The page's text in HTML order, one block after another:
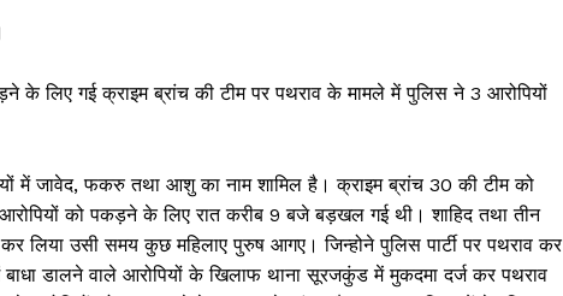
के लिए गई क्राइम ब्रांच की टीम पर पथराव के मामले में पुलिस ने 3 आरोपियों
में जावेद, फकरु तथा आशु का नाम शामिल है। क्राइम ब्रांच 30 की टीम को
को पकड़ने के लिए रात करीब 9 बजे बड़खल गई थी। शाहिद तथा तीन
लिया उसी समय कुछ महिलाए पुरुष आगए। जिन्होने पुलिस पार्टी पर पथराव कर
डालने वाले आरोपियों के खिलाफ थाना सूरजकुंड में मुकदमा दर्ज कर पथराव